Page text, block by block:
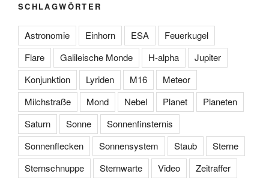
SCHLAGWÖRTER
Astronomie Einhorn ESA
Feuerkugel
Flare
Galileische Monde H-alpha
Jupiter
Konjunktion
Lyriden M16
Meteor
Milchstraße
Mond Nebel Planet
Planeten
Saturn
Sonne
Sonnenfinsternis
Sonnenflecken
Sonnensystem Staub
Sterne
Sternschnuppe
Sternwarte Video
Zeitraffer